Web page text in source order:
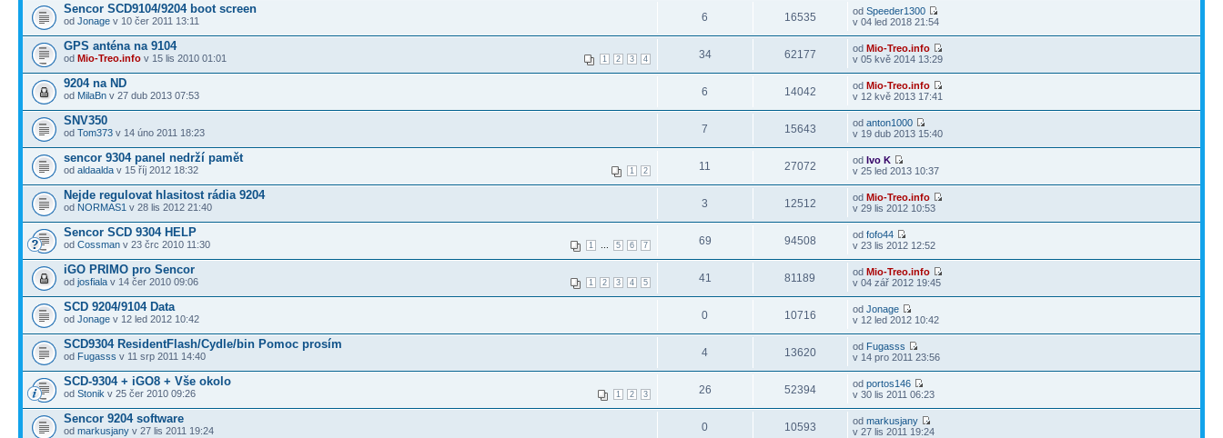
Sencor SCD9104/9204 boot screen
od Jonage v 10 čer 2011 13:11 6 16535 odSpeeder1300
v 04 led 2018 21:54
GPS anténa na 9104
1 2 3 4
od Mio-Treo.info v 15 lis 2010 01:01 34 62177 odMio-Treo.info
v 05 kvě 2014 13:29
9204 na ND
od MilaBn v 27 dub 2013 07:53 6 14042 odMio-Treo.info
v 12 kvě 2013 17:41
SNV350
od Tom373 v 14 úno 2011 18:23 7 15643 odanton1000
v 19 dub 2013 15:40
sencor 9304 panel nedrží pamět
1 2
od aldaalda v 15 říj 2012 18:32 11 27072 odIvo K
v 25 led 2013 10:37
Nejde regulovat hlasitost rádia 9204
od NORMAS1 v 28 lis 2012 21:40 3 12512 odMio-Treo.info
v 29 lis 2012 10:53
Sencor SCD 9304 HELP
1 5 6 7
od Cossman v 23 črc 2010 11:30 69 94508 odfofo44
v 23 lis 2012 12:52
iGO PRIMO pro Sencor
1 2 3 4 5
od josfiala v 14 čer 2010 09:06 41 81189 odMio-Treo.info
v 04 zář 2012 19:45
SCD 9204/9104 Data
od Jonage v 12 led 2012 10:42 0 10716 odJonage
v 12 led 2012 10:42
SCD9304 ResidentFlash/Cydle/bin Pomoc prosím
od Fugasss v 11 srp 2011 14:40 4 13620 od Fugasss
v 14 pro 2011 23:56
SCD-9304 + iGO8 + Vše okolo
1 2 3
od Stonik v 25 čer 2010 09:26 26 52394 odportos146
v 30 lis 2011 06:23
Sencor 9204 software
od markusjany v 27 lis 2011 19:24 0 10593 odmarkusjany
v 27 lis 2011 19:24